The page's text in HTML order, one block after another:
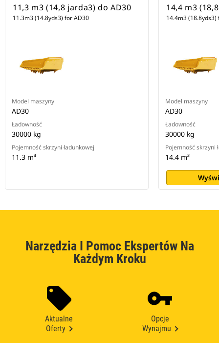
11,3 m3 (14,8 jarda3) do AD30
11.3m3 (14.8yds3) for AD30
Model maszyny
AD30
Ładowność
30000 kg
Pojemność skrzyni ładunkowej
11.3 m³
14,4 m3
14.4m3 (18.8yds3)
Model maszyny
AD30
Ładowność
30000 kg
Pojemność skrzyni
14.4 m³
Narzędzia I Pomoc Ekspertów Na
Każdym Kroku
Aktualne
Oferty
Opcje
Wynajmu